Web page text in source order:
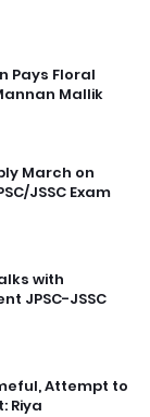
Pays Floral
Mallik
March on
JSSC Exam
with
JPSC-JSSC
Attempt to
Riya